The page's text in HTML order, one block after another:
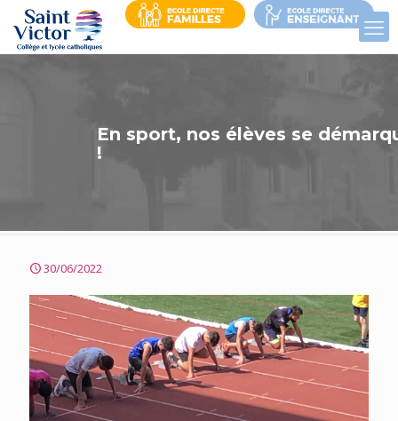
En sport, nos élèves se
!
30/06/2022